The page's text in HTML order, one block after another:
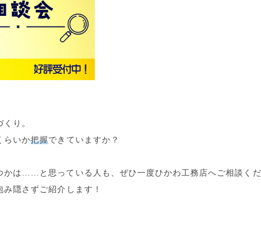
り。
らいか把握できていますか？
かは……と思っている人も、ぜひ一度ひかわ工務店へご相談く
み隠さずご紹介します！